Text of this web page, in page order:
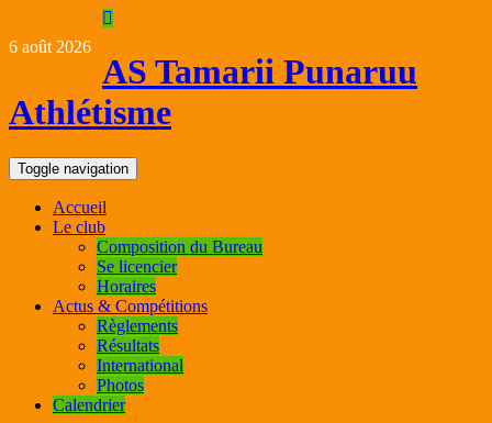
6 août 2026
AS Tamarii Punaruu
Athlétisme
Toggle navigation
Accueil
Le club
Composition du Bureau
Se licencier
Horaires
Actus & Compétitions
Règlements
Résultats
International
Photos
Calendrier